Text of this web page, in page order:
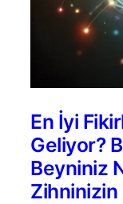
En İyi
Geliyor?
Beyniniz
Zihninizin